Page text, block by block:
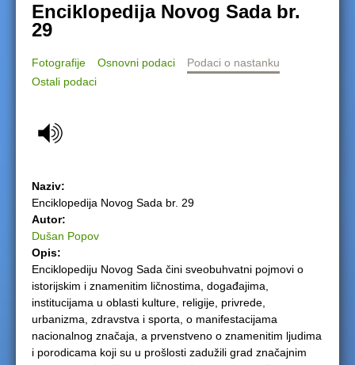
o
a
h
e
r
e
Enciklopedija Novog Sada br.
29
Fotografije Osnovni podaci
Podaci o nastanku
Ostali podaci
Naziv:
Enciklopedija Novog Sada br. 29
Autor:
Dušan Popov
Opis:
Enciklopediju Novog Sada čini sveobuhvatni pojmovi o
istorijskim i znamenitim ličnostima, događajima,
institucijama u oblasti kulture, religije, privrede,
urbanizma, zdravstva i sporta, o manifestacijama
nacionalnog značaja, a prvenstveno o znamenitim ljudima
i porodicama koji su u prošlosti zadužili grad značajnim